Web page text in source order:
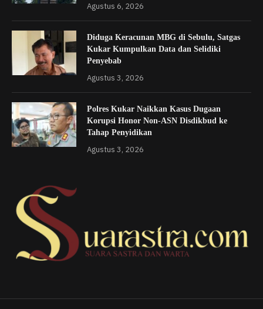
Agustus 6, 2026
Diduga Keracunan MBG di Sebulu, Satgas
Kukar Kumpulkan Data dan Selidiki
Penyebab
Agustus 3, 2026
Polres Kukar Naikkan Kasus Dugaan
Korupsi Honor Non-ASN Disdikbud ke
Tahap Penyidikan
Agustus 3, 2026